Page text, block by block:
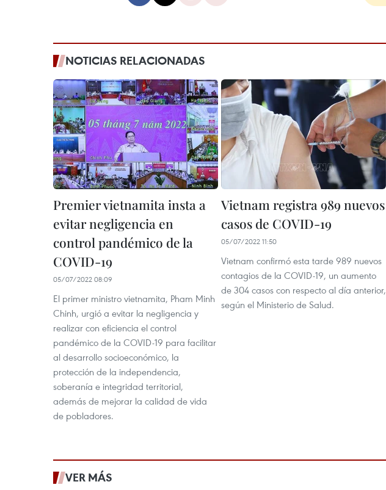
NOTICIAS RELACIONADAS
Premier vietnamita insta a
evitar negligencia en
control pandémico de la
COVID-19
05/07/2022 08:09
El primer ministro vietnamita, Pham Minh
Chinh, urgió a evitar la negligencia y
realizar con eficiencia el control
pandémico de la COVID-19 para facilitar
al desarrollo socioeconómico, la
protección de la independencia,
soberanía e integridad territorial,
además de mejorar la calidad de vida
de pobladores.
Vietnam registra 989 nuevos
casos de COVID-19
05/07/2022 11:50
Vietnam confirmó esta tarde 989 nuevos
contagios de la COVID-19, un aumento
de 304 casos con respecto al día anterior,
según el Ministerio de Salud.
VER MÁS